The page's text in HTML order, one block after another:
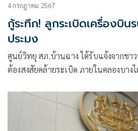
4 กรกฎาคม 2567
กู้ระทึก! ลูกระเบิดเครื่องบิ
ประมง
ศูนย์วิทยุ สภ.บ้านฉาง ได้รับแจ้งจากชา
ต้องสงสัยคล้ายระเบิด ภายในคลองบา
นักท้อน อ.บ้า